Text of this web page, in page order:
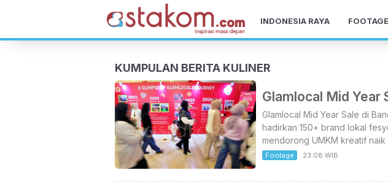
INDONESIA RAYA FOOTAGE
KUMPULAN BERITA KULINER
Glamlocal Mid Year
Glamlocal Mid Year Sale di
hadirkan 150+ brand lokal
mendorong UMKM kreatif naik
Footage 23:08 WIB